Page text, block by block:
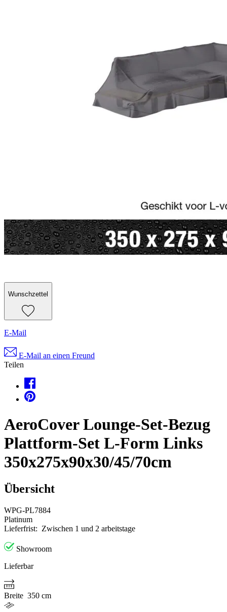
Wunschzettel
E-Mail
E-Mail an einen Freund
Teilen
AeroCover Lounge-Set-Bezug
Plattform-Set L-Form Links
350x275x90x30/45/70cm
Übersicht
WPG-PL7884
Platinum
Lieferfrist: Zwischen 1 und 2 arbeitstage
Showroom
Lieferbar
Breite 350 cm